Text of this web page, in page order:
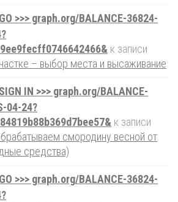
>>> graph.org/BALANCE-36824-
к записи
– выбор места и высаживание
IN >>> graph.org/BALANCE-
04-24?
к записи
смородину весной от
средства)
>>> graph.org/BALANCE-36824-